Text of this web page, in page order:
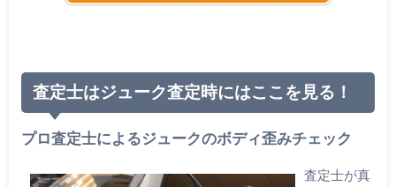
査定士はジューク査定時にはここを見る！
プロ査定士によるジュークのボディ歪みチェック
査定士が真